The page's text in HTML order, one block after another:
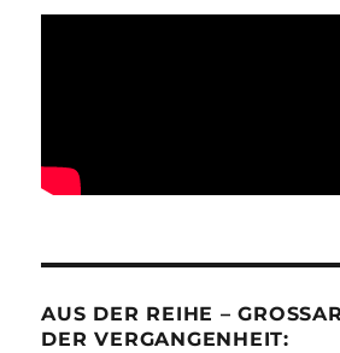
AUS DER REIHE –
ER VERGANGENHEIT: